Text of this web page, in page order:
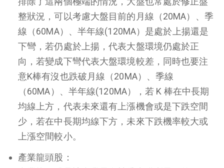
整狀況，可以考慮大盤目前的月線（20MA）、季
線（60MA）、半年線(120MA）是處於上揚還是
下彎，若仍處於上揚，代表大盤環境仍處於正
向，若變成下彎代表大盤環境較差，同時也要注
意K棒有沒也跌破月線（20MA）、季線
（60MA）、半年線(120MA），若 K 棒在中長期
均線上方，代表未來還有上漲機會或是下跌空間
少，若在中長期均線下方，未來下跌機率較大或
上漲空間較小。
產業龍頭股：